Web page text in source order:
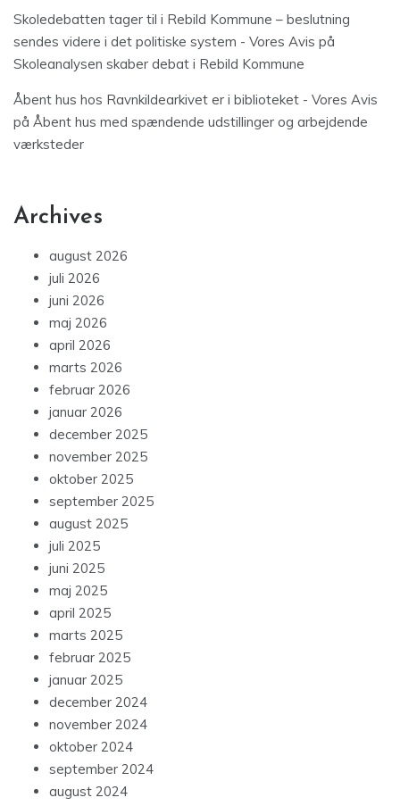
Skoledebatten tager til i Rebild Kommune – beslutning
sendes videre i det politiske system - Vores Avis på
Skoleanalysen skaber debat i Rebild Kommune
Åbent hus hos Ravnkildearkivet er i biblioteket - Vores Avis
på Åbent hus med spændende udstillinger og arbejdende
værksteder
Archives
august 2026
juli 2026
juni 2026
maj 2026
april 2026
marts 2026
februar 2026
januar 2026
december 2025
november 2025
oktober 2025
september 2025
august 2025
juli 2025
juni 2025
maj 2025
april 2025
marts 2025
februar 2025
januar 2025
december 2024
november 2024
oktober 2024
september 2024
august 2024